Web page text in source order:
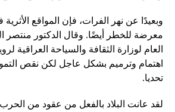
وبعيدًا عن نهر الفرات، فإن المواقع الأثرية
معرضة للخطر أيضًا. وقال الدكتور منتصر
العام لوزارة الثقافة والسياحة العراقية
اهتمام وترميم بشكل عاجل لكن نقص
تحديا.
لقد عانت البلاد بالفعل من عقود من